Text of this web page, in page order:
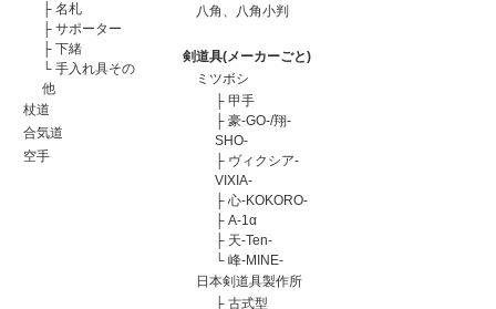
├ 名札
├ サポーター
├ 下緒
└ 手入れ具その
他
杖道
合気道
空手
八角、八角小判
剣道具(メーカーごと)
ミツボシ
├ 甲手
├ 豪-GO-/翔-
SHO-
├ ヴィクシア-
VIXIA-
├ 心-KOKORO-
├ A-1α
├ 天-Ten-
└ 峰-MINE-
日本剣道具製作所
├ 古式型